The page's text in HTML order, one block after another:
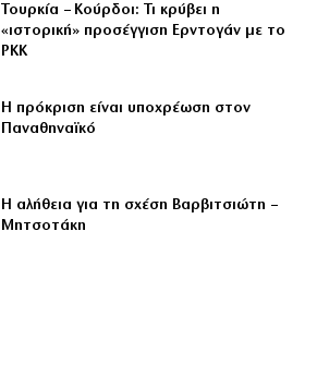
Τουρκία – Κούρδοι: Τι κρύβει η
«ιστορική» προσέγγιση Ερντογάν με το
PKK
Η πρόκριση είναι υποχρέωση στον
Παναθηναϊκό
Η αλήθεια για τη σχέση Βαρβιτσιώτη –
Μητσοτάκη